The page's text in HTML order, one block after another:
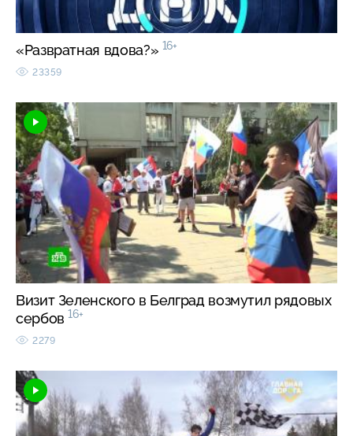
«Развратная вдова?» 16+
23359
Визит Зеленского в Белград возмутил рядовых
сербов 16+
2279